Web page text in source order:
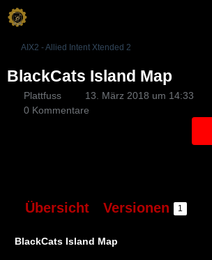
AIX2 - Allied Intent Xtended 2
BlackCats Island Map
Plattfuss 13. März 2018 um 14:33
0 Kommentare
Übersicht Versionen 1
BlackCats Island Map